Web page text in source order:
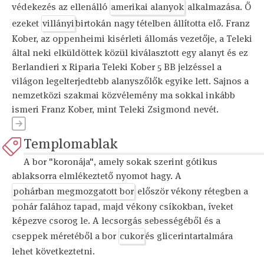
védekezés az ellenálló amerikai alanyok alkalmazása. Ő
ezeket villányibirtokán nagy tételben állította elő. Franz
Kober, az oppenheimi kisérleti állomás vezetője, a Teleki
által neki elküldöttek közül kiválasztott egy alanyt és ez
Berlandieri x Riparia Teleki Kober 5 BB jelzéssel a
világon legelterjedtebb alanyszőlők egyike lett. Sajnos a
nemzetközi szakmai közvélemény ma sokkal inkább
ismeri Franz Kober, mint Teleki Zsigmond nevét.
Templomablak
A bor "koronája", amely sokak szerint gótikus
ablaksorra elmlékeztető nyomot hagy. A
pohárban megmozgatott bor először vékony rétegben a
pohár falához tapad, majd vékony csíkokban, íveket
képezve csorog le. A lecsorgás sebességéből és a
cseppek méretéből a bor cukorés glicerintartalmára
lehet következtetni.